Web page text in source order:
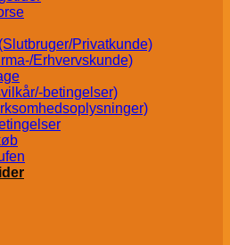
Privatkunde)
Erhvervskunde)
betingelser)